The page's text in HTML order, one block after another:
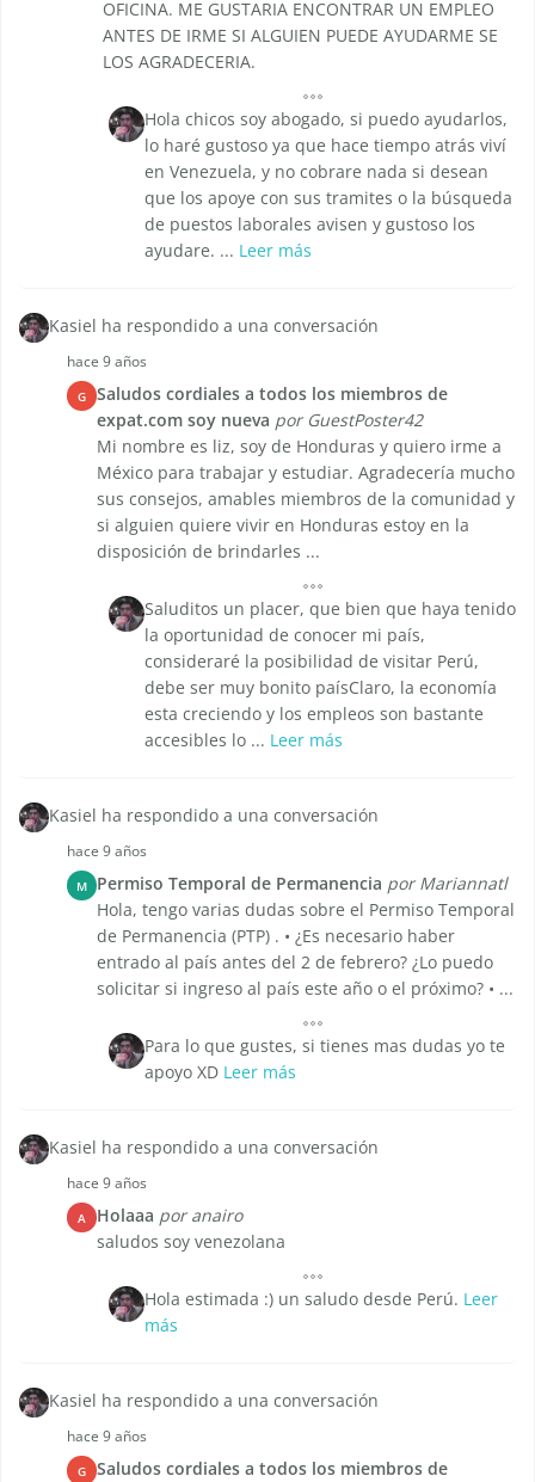
OFICINA. ME GUSTARIA ENCONTRAR UN EMPLEO
ANTES DE IRME SI ALGUIEN PUEDE AYUDARME SE
LOS AGRADECERIA.
Hola chicos soy abogado, si puedo ayudarlos,
lo haré gustoso ya que hace tiempo atrás viví
en Venezuela, y no cobrare nada si desean
que los apoye con sus tramites o la búsqueda
de puestos laborales avisen y gustoso los
ayudare. ... Leer más
Kasiel ha respondido a una conversación
hace 9 años
G
Saludos cordiales a todos los miembros de
expat.com soy nueva por GuestPoster42
Mi nombre es liz, soy de Honduras y quiero irme a
México para trabajar y estudiar. Agradecería mucho
sus consejos, amables miembros de la comunidad y
si alguien quiere vivir en Honduras estoy en la
disposición de brindarles ...
Saluditos un placer, que bien que haya tenido
la oportunidad de conocer mi país,
consideraré la posibilidad de visitar Perú,
debe ser muy bonito paísClaro, la economía
esta creciendo y los empleos son bastante
accesibles lo ... Leer más
Kasiel ha respondido a una conversación
hace 9 años
M Permiso Temporal de Permanencia por Mariannatl
Hola, tengo varias dudas sobre el Permiso Temporal
de Permanencia (PTP) . • ¿Es necesario haber
entrado al país antes del 2 de febrero? ¿Lo puedo
solicitar si ingreso al país este año o el próximo? • ...
Para lo que gustes, si tienes mas dudas yo te
apoyo XD Leer más
Kasiel ha respondido a una conversación
hace 9 años
A Holaaa por anairo
saludos soy venezolana
Hola estimada :) un saludo desde Perú. Leer
más
Kasiel ha respondido a una conversación
hace 9 años
G
Saludos cordiales a todos los miembros de